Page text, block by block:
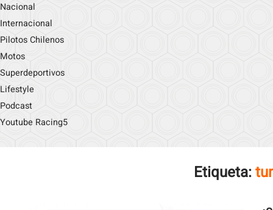
Nacional
Internacional
Pilotos Chilenos
Motos
Superdeportivos
Lifestyle
Podcast
Youtube Racing5
Etiqueta: